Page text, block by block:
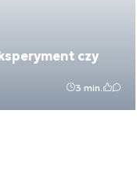
czy
3 min.